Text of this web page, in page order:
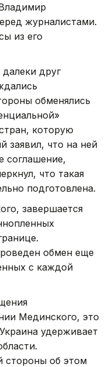
журналистами.
из его
друг
обменялись
которую
заявил, что на ней
соглашение,
что такая
подготовлена.
завершается
обмен еще
с каждой
Мединского, это
удерживает
стороны об этом